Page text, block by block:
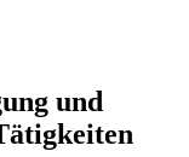
und